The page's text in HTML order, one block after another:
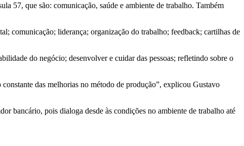
57, que são: comunicação, saúde e ambiente de trabalho. Também
comunicação; liderança; organização do trabalho; feedback; cartilhas de
do negócio; desenvolver e cuidar das pessoas; refletindo sobre o
das melhorias no método de produção”, explicou Gustavo
bancário, pois dialoga desde às condições no ambiente de trabalho até